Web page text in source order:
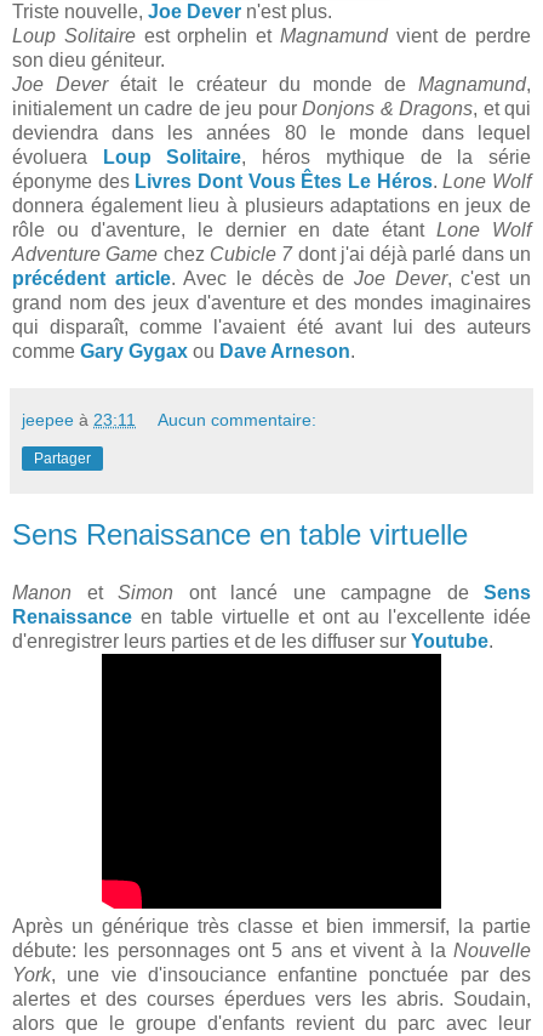
Triste nouvelle, Joe Dever n'est plus.
Loup Solitaireest orphelin et Magnamund vient de perdre
son dieu géniteur.
Joe Deverétait le créateur du monde de Magnamund,
initialement un cadre de jeu pour Donjons & Dragons, et qui
deviendra dans les années 80 le monde dans lequel
évoluera
Loup Solitaire, héros mythique de la série
éponyme des Livres Dont Vous Êtes Le Héros.Lone Wolf
donnera également lieu à plusieurs adaptations en jeux de
rôle ou d'aventure, le dernier en date étant Lone Wolf
Adventure Game chez Cubicle 7dont j'ai déjà parlé dans un
précédent article. Avec le décès deJoe Dever, c'est un
grand nom des jeux d'aventure et des mondes imaginaires
qui disparaît, comme l'avaient été avant lui des auteurs
comme Gary Gygax ou Dave Arneson.
jeepee à 23:11 Aucun commentaire:
Partager
Sens Renaissance en table virtuelle
Manon et Simon ont lancé une campagne de Sens
Renaissance en table virtuelle et ont au l'excellente idée
d'enregistrer leurs parties et de les diffuser sur Youtube.
Après un générique très classe et bien immersif, la partie
débute: les personnages ont 5 ans et vivent à la Nouvelle
York, une vie d'insouciance enfantine ponctuée par des
alertes et des courses éperdues vers les abris. Soudain,
alors que le groupe d'enfants revient du parc avec leur